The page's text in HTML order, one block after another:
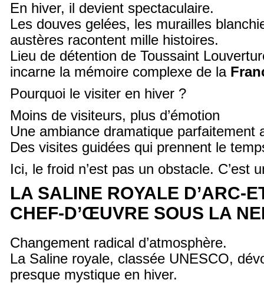
En hiver, il devient spectaculaire.
Les douves gelées, les murailles
austères racontent mille histoires.
Lieu de détention de Toussaint
incarne la mémoire complexe de la
Pourquoi le visiter en hiver ?
Moins de visiteurs, plus d’émotion
Une ambiance dramatique parfaitement
Des visites guidées qui prennent le
Ici, le froid n’est pas un obstacle. C’est
LA SALINE ROYALE D’ARC-
CHEF-D’ŒUVRE SOUS LA
Changement radical d’atmosphère.
La Saline royale, classée UNESCO,
presque mystique en hiver.